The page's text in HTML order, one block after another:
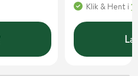
Klik & Hent i